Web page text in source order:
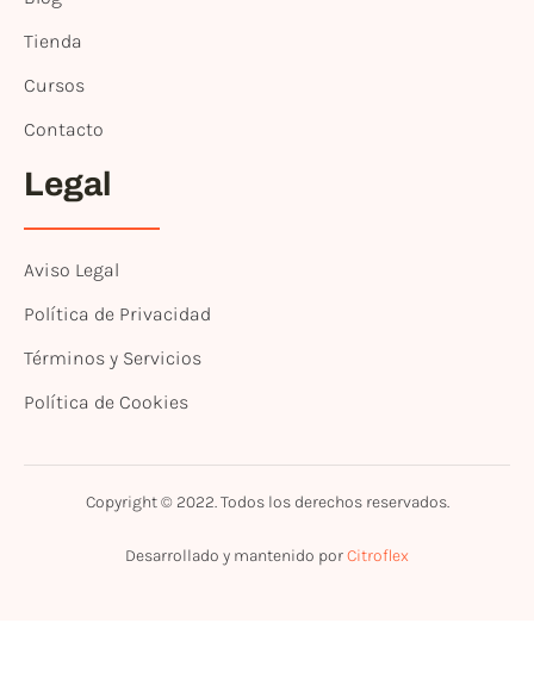
Tienda
Cursos
Contacto
Legal
Aviso Legal
Política de Privacidad
Términos y Servicios
Política de Cookies
Copyright © 2022. Todos los derechos reservados.
Desarrollado y mantenido porCitroflex